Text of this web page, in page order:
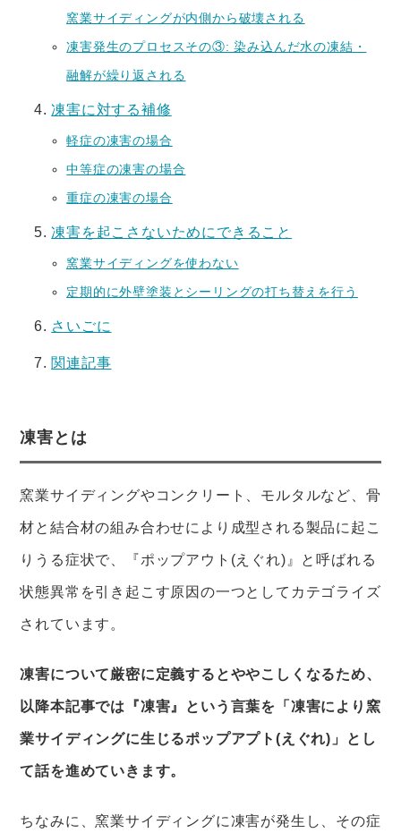
窯業サイディングが内側から破壊される
凍害発生のプロセスその③: 染み込んだ水の凍結・
融解が繰り返される
凍害に対する補修
軽症の凍害の場合
中等症の凍害の場合
重症の凍害の場合
凍害を起こさないためにできること
窯業サイディングを使わない
定期的に外壁塗装とシーリングの打ち替えを行う
さいごに
関連記事
凍害とは
窯業サイディングやコンクリート、モルタルなど、骨
材と結合材の組み合わせにより成型される製品に起こ
りうる症状で、『ポップアウト(えぐれ)』と呼ばれる
状態異常を引き起こす原因の一つとしてカテゴライズ
されています。
凍害について厳密に定義するとややこしくなるため、
以降本記事では『凍害』という言葉を「凍害により窯
業サイディングに生じるポップアプト(えぐれ)」とし
て話を進めていきます。
ちなみに、窯業サイディングに凍害が発生し、その症